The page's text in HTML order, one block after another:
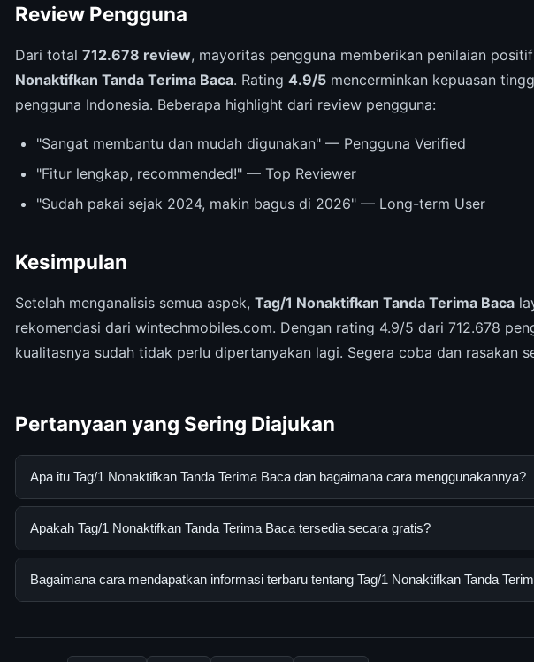
Review Pengguna
Dari total 712.678 review, mayoritas pengguna memberikan penilaian
Nonaktifkan Tanda Terima Baca. Rating 4.9/5 mencerminkan kepuasan
pengguna Indonesia. Beberapa highlight dari review pengguna:
"Sangat membantu dan mudah digunakan" — Pengguna Verified
"Fitur lengkap, recommended!" — Top Reviewer
"Sudah pakai sejak 2024, makin bagus di 2026" — Long-term User
Kesimpulan
Setelah menganalisis semua aspek, Tag/1 Nonaktifkan Tanda Terima Baca
rekomendasi dari wintechmobiles.com. Dengan rating 4.9/5 dari 712.678
kualitasnya sudah tidak perlu dipertanyakan lagi. Segera coba dan rasakan
Pertanyaan yang Sering Diajukan
Apa itu Tag/1 Nonaktifkan Tanda Terima Baca dan bagaimana cara menggunakannya?
Tag/1 Nonaktifkan Tanda Terima Baca adalah layanan digital yang dirancang untuk
resmi dan mengikuti panduan yang tersedia.
Apakah Tag/1 Nonaktifkan Tanda Terima Baca tersedia secara gratis?
Ya, Tag/1 Nonaktifkan Tanda Terima Baca dapat diakses secara gratis oleh semua
Bagaimana cara mendapatkan informasi terbaru tentang Tag/1 Nonaktifkan Tanda